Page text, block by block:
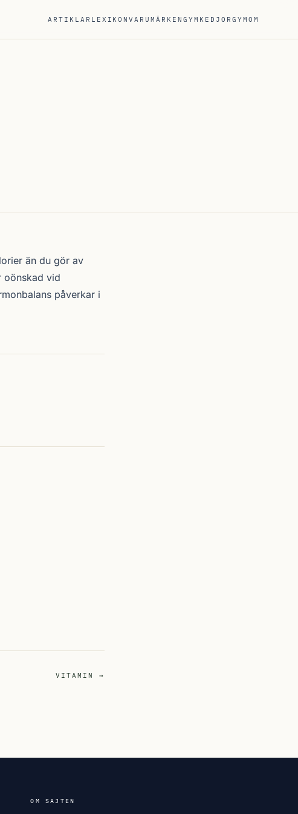
ARTIKLAR LEXIKONVARUMÄRKENGYMKEDJORGYMOM
än du gör av
oönskad vid
påverkar i
VITAMIN →
OM SAJTEN